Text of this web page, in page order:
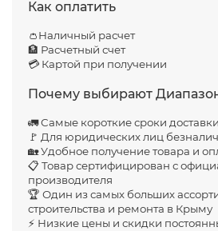
Как оплатить
👛Наличный расчет
🏦 Расчетный счет
💳 Картой при получении
Почему выбирают
🚛 Самые короткие сроки
🚩 Для юридических лиц
🏡 Удобное получение товара и
📋 Товар сертифицирован с
производителя
🏆 Один из самых больших
строительства и ремонта в Крыму
⚡ Низкие цены и скидки